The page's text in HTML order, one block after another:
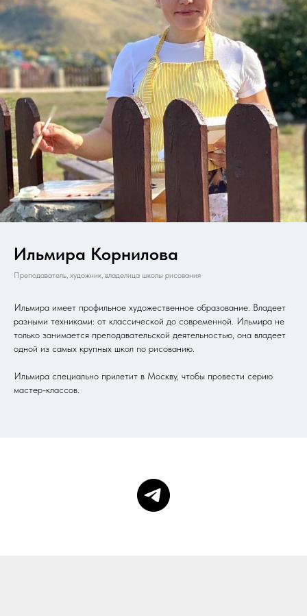
Ильмира Корнилова
Преподаватель, художник, владелица школы рисования
Ильмира имеет профильное художественное образование. Владеет
разными техниками: от классической до современной. Ильмира не
только занимается преподавательской деятельностью, она владеет
одной из самых крупных школ по рисованию.
Ильмира специально прилетит в Москву, чтобы провести серию
мастер-классов.